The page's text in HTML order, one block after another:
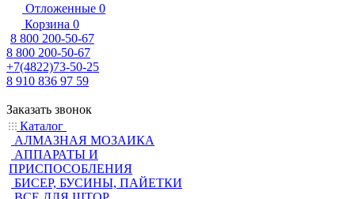
Отложенные 0
Корзина 0
8 800 200-50-67
8 800 200-50-67
+7(4822)73-50-25
8 910 836 97 59
Заказать звонок
Каталог
АЛМАЗНАЯ МОЗАИКА
АППАРАТЫ И
ПРИСПОСОБЛЕНИЯ
БИСЕР, БУСИНЫ, ПАЙЕТКИ